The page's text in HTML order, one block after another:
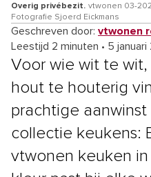
Overig privébezit. vtwonen 03-
Fotografie Sjoerd Eickmans
Geschreven door: vtwonen
Leestijd 2 minuten • 5 januari
Voor wie wit te
hout te houterig
prachtige
collectie keukens:
vtwonen keuken